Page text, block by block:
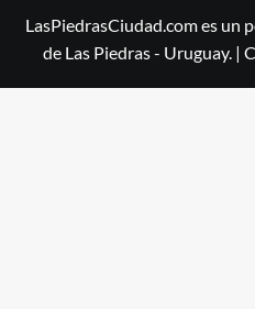
LasPiedrasCiudad.com es un
de Las Piedras - Uruguay. |